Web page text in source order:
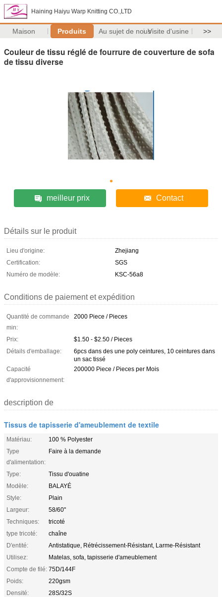
Haining Haiyu Warp Knitting CO.,LTD
Maison Produits Au sujet de nousVisite d'usine >>
Couleur de tissu réglé de fourrure de couverture de sofa
de tissu diverse
meilleur prix Contact
Détails sur le produit
Lieu d'origine:
Zhejiang
Certification:
SGS
Numéro de modèle:
KSC-56a8
Conditions de paiement et expédition
Quantité de commande
min:
2000 Piece / Pieces
Prix:
$1.50 - $2.50 / Pieces
Détails d'emballage:
6pcs dans des une poly ceintures, 10 ceintures dans
un sac tissé
Capacité
d'approvisionnement:
200000 Piece / Pieces per Mois
description de
Tissus de tapisserie d'ameublement de textile
Matériau:
100 % Polyester
Type
d'alimentation:
Faire à la demande
Type:
Tissu d'ouatine
Modèle:
BALAYÉ
Style:
Plain
Largeur:
58/60"
Techniques:
tricoté
type tricoté:
chaîne
D'entité:
Antistatique, Rétrécissement-Résistant, Larme-Résistant
Utilisez:
Matelas, sofa, tapisserie d'ameublement
Compte de filé: 75D/144F
Poids:
220gsm
Densité:
28S/32S